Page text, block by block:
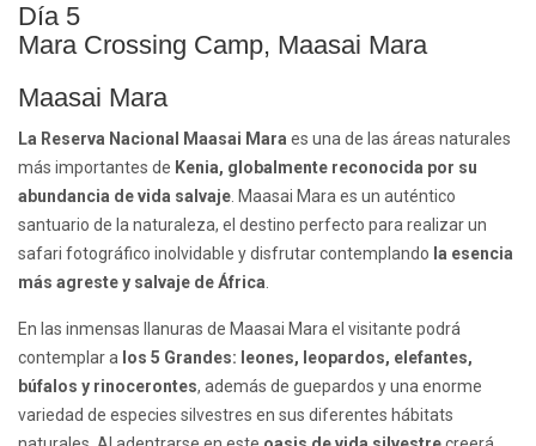
Día 5
Mara Crossing Camp, Maasai Mara
Maasai Mara
La Reserva Nacional Maasai Mara es una de las áreas naturales
más importantes de Kenia, globalmente reconocida por su
abundancia de vida salvaje. Maasai Mara es un auténtico
santuario de la naturaleza, el destino perfecto para realizar un
safari fotográfico inolvidable y disfrutar contemplando la esencia
más agreste y salvaje de África.
En las inmensas llanuras de Maasai Mara el visitante podrá
contemplar a los 5 Grandes: leones, leopardos, elefantes,
búfalos y rinocerontes, además de guepardos y una enorme
variedad de especies silvestres en sus diferentes hábitats